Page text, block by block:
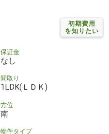
初期費用
を知りたい
保証金
なし
間取り
1LDK(ＬＤＫ)
方位
南
物件タイプ